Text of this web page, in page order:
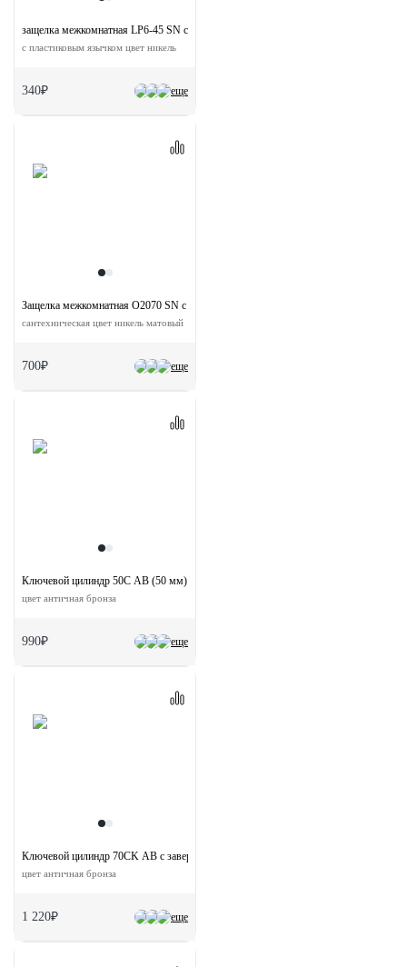
еще
защелка межкомнатная LP6-45 SN с ответной планкой
с пластиковым язычком цвет никель
340₽
еще
Защелка межкомнатная O2070 SN с ответной планкой
сантехническая цвет никель матовый
700₽
еще
Ключевой цилиндр 50C AB (50 мм)
цвет античная бронза
990₽
еще
Ключевой цилиндр 70CK AB с заверткой (70 мм)
цвет античная бронза
1 220₽